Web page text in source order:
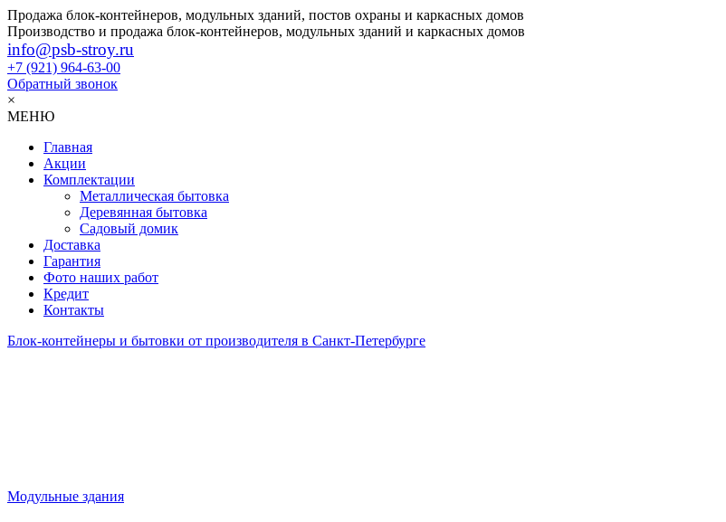
Продажа блок-контейнеров, модульных зданий, постов охраны и каркасных домов
Производство и продажа блок-контейнеров, модульных зданий и каркасных домов
info@psb-stroy.ru
+7 (921) 964-63-00
Обратный звонок
×
МЕНЮ
Главная
Акции
Комплектации
Металлическая бытовка
Деревянная бытовка
Садовый домик
Доставка
Гарантия
Фото наших работ
Кредит
Контакты
Блок-контейнеры и бытовки от производителя в Санкт-Петербурге
Модульные здания